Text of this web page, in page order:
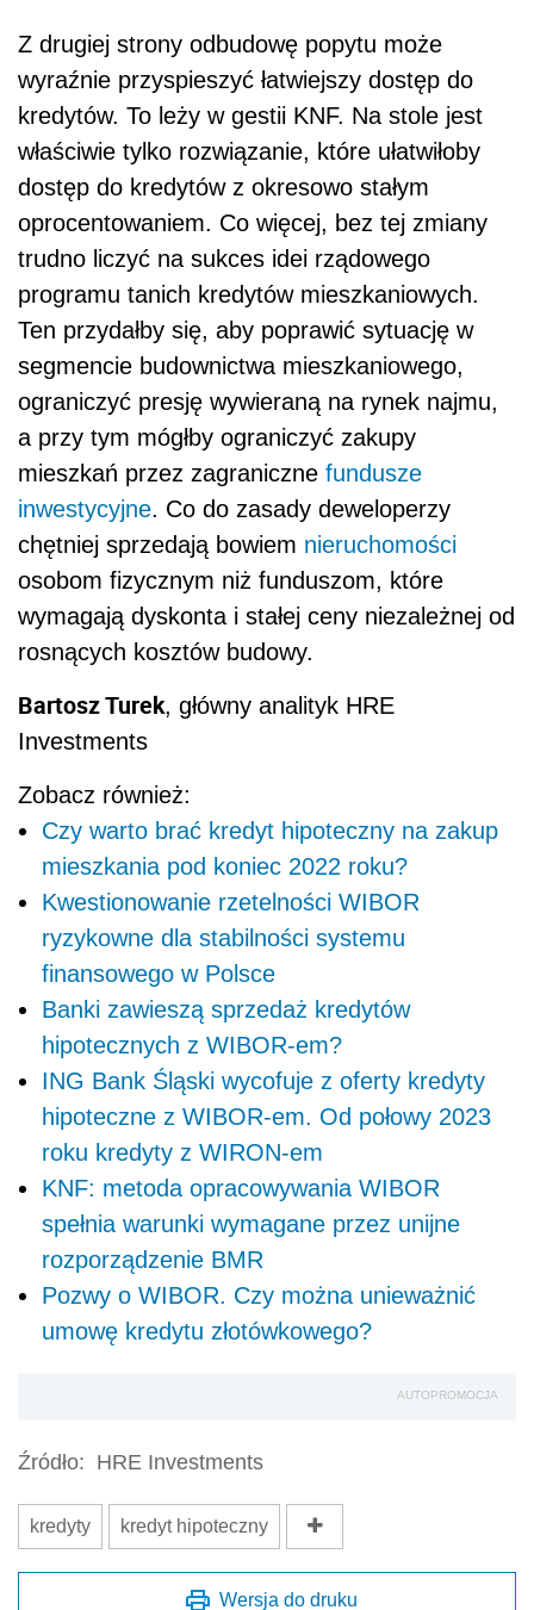
Z drugiej strony odbudowę popytu może
wyraźnie przyspieszyć łatwiejszy dostęp do
kredytów. To leży w gestii KNF. Na stole jest
właściwie tylko rozwiązanie, które ułatwiłoby
dostęp do kredytów z okresowo stałym
oprocentowaniem. Co więcej, bez tej zmiany
trudno liczyć na sukces idei rządowego
programu tanich kredytów mieszkaniowych.
Ten przydałby się, aby poprawić sytuację w
segmencie budownictwa mieszkaniowego,
ograniczyć presję wywieraną na rynek najmu,
a przy tym mógłby ograniczyć zakupy
mieszkań przez zagraniczne fundusze
inwestycyjne. Co do zasady deweloperzy
chętniej sprzedają bowiem nieruchomości
osobom fizycznym niż funduszom, które
wymagają dyskonta i stałej ceny niezależnej od
rosnących kosztów budowy.
Bartosz Turek, główny analityk HRE
Investments
Zobacz również:
Czy warto brać kredyt hipoteczny na zakup
mieszkania pod koniec 2022 roku?
Kwestionowanie rzetelności WIBOR
ryzykowne dla stabilności systemu
finansowego w Polsce
Banki zawieszą sprzedaż kredytów
hipotecznych z WIBOR-em?
ING Bank Śląski wycofuje z oferty kredyty
hipoteczne z WIBOR-em. Od połowy 2023
roku kredyty z WIRON-em
KNF: metoda opracowywania WIBOR
spełnia warunki wymagane przez unijne
rozporządzenie BMR
Pozwy o WIBOR. Czy można unieważnić
umowę kredytu złotówkowego?
AUTOPROMOCJA
Źródło: HRE Investments
kredyty kredyt hipoteczny
Wersja do druku